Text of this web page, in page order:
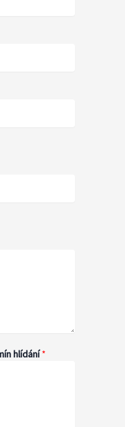
hlídání*